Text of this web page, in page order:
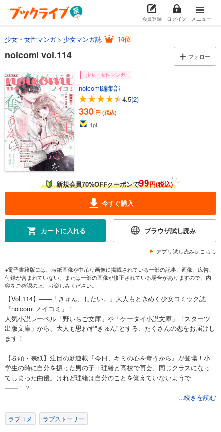
会員登録 ログイン メニュー
少女・女性マンガ 少女マンガ誌 14位
noicomi vol.114 フォロー
少女・女性マンガ
noicomi編集部
4.5(2)
330 円 (税込)
1pt
新規会員70%OFFクーポンで99円(税込)
今すぐ購入
カートに入れる ブラウザ試し読み
アプリ試し読みはこちら
※電子書籍版には、表紙画像や中吊り画像に掲載されている一部の記事、画像、広告、
付録が含まれていない、または一部の画像が修正されている場合がありますので、内
容をご確認の上、お楽しみください。
【Vol.114】――「きゅん、したい。」大人もときめく少女コミック誌
『noicomi ノイコミ』！
人気小説レーベル「野いちご文庫」や「ケータイ小説文庫」「スターツ
出版文庫」から、大人も思わず"きゅん"とする、たくさんの恋をお届けし
ます！
【巻頭・表紙】注目の新連載『今日、キミの心を奪うから』が登場！小
学生の時に自分を振った男の子・理緒と高校で再会、同じクラスになっ
てしまった由優。けれど理緒は自分のことを覚えていないようで
――！？
【掲載作品】】■『今日、キミの心を奪うから』第1話（作画・みなも 原
春田モカ）■『愛していいのは俺だけ ～幼なじみからの愛が深すぎる～』
第8話（作画・かのと咲来 原作・干支六夏）■『塩対応の完璧王子と甘い
...続きを読む
ラブコメ ラブストーリー